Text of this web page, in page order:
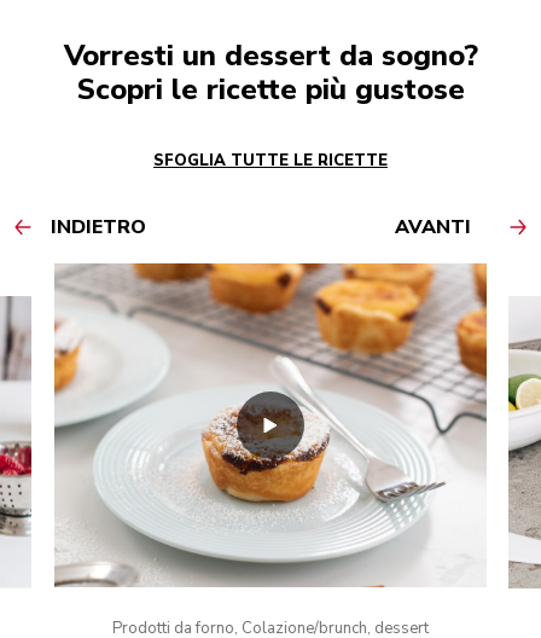
Vorresti un dessert da sogno?
Scopri le ricette più gustose
SFOGLIA TUTTE LE RICETTE
INDIETRO AVANTI
Prodotti da forno, Colazione/brunch, dessert